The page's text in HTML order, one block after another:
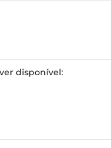
disponível: